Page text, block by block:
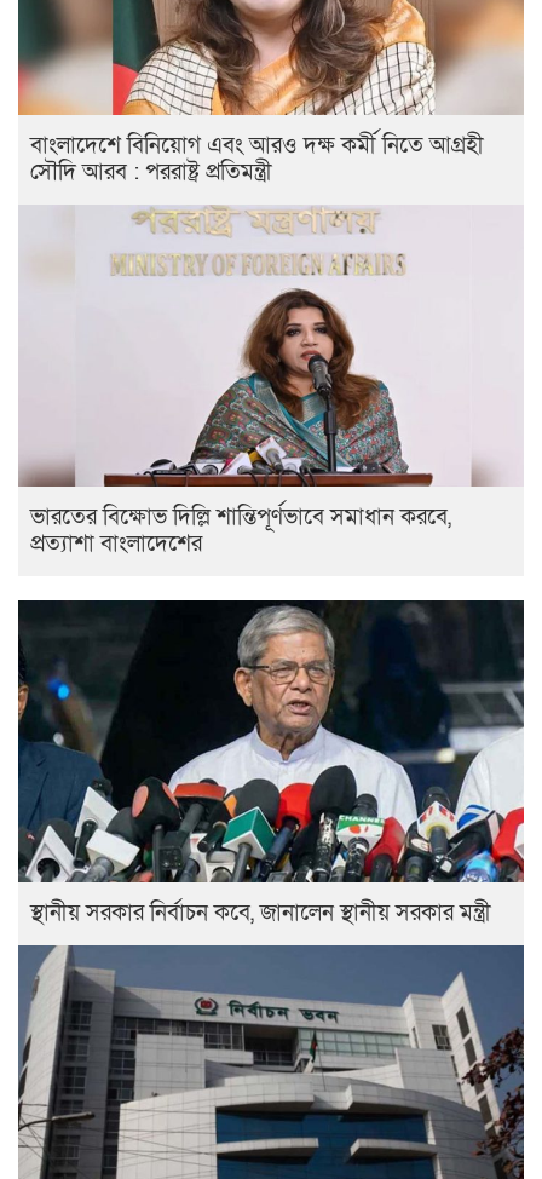
বাংলাদেশে বিনিয়োগ এবং আরও দক্ষ কর্মী নিতে আগ্রহী
সৌদি আরব : পররাষ্ট্র প্রতিমন্ত্রী
ভারতের বিক্ষোভ দিল্লি শান্তিপূর্ণভাবে সমাধান করবে,
প্রত্যাশা বাংলাদেশের
স্থানীয় সরকার নির্বাচন কবে, জানালেন স্থানীয় সরকার মন্ত্রী